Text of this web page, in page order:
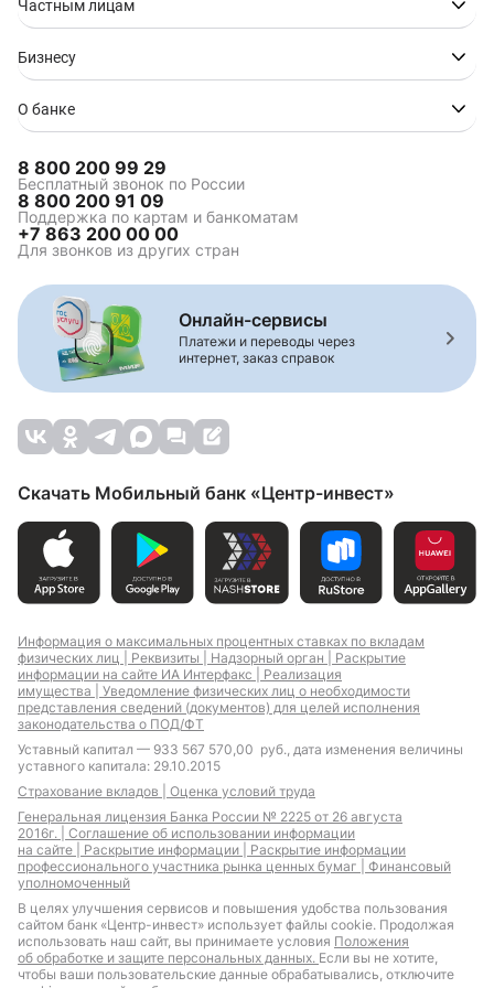
Частным лицам
Бизнесу
О банке
8 800 200 99 29
Бесплатный звонок по России
8 800 200 91 09
Поддержка по картам и банкоматам
+7 863 200 00 00
Для звонков из других стран
Онлайн-сервисы
Платежи и переводы через
интернет, заказ справок
Скачать Мобильный банк «Центр-инвест»
Информация о максимальных процентных ставках по вкладам
физических лиц | Реквизиты | Надзорный орган | Раскрытие
информации на сайте ИА Интерфакс | Реализация
имущества | Уведомление физических лиц о необходимости
представления сведений (документов) для целей исполнения
законодательства о ПОД/ФТ
Уставный капитал — 933 567 570,00 руб., дата изменения величины
уставного капитала: 29.10.2015
Страхование вкладов | Оценка условий труда
Генеральная лицензия Банка России № 2225 от 26 августа
2016г. | Соглашение об использовании информации
на сайте | Раскрытие информации | Раскрытие информации
профессионального участника рынка ценных бумаг | Финансовый
уполномоченный
В целях улучшения сервисов и повышения удобства пользования
сайтом банк «Центр-инвест» использует файлы cookie. Продолжая
использовать наш сайт, вы принимаете условия Положения
об обработке и защите персональных данных. Если вы не хотите,
чтобы ваши пользовательские данные обрабатывались, отключите